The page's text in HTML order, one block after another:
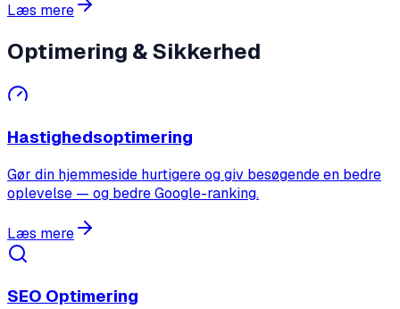
Læs mere
Optimering & Sikkerhed
Hastighedsoptimering
Gør din hjemmeside hurtigere og giv besøgende en bedre
oplevelse — og bedre Google-ranking.
Læs mere
SEO Optimering